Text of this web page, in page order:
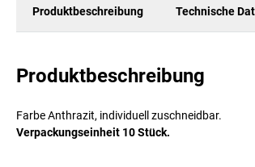
Produktbeschreibung Technische
Produktbeschreibung
Farbe Anthrazit, individuell zuschneidbar.
Verpackungseinheit 10 Stück.